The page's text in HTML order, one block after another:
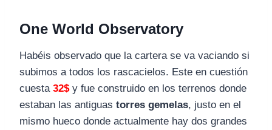
One World Observatory
Habéis observado que la cartera se va vaciando si
subimos a todos los rascacielos. Este en cuestión
cuesta 32$y fue construido en los terrenos donde
estaban las antiguas torres gemelas, justo en el
mismo hueco donde actualmente hay dos grandes